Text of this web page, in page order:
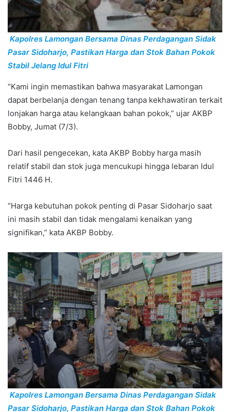
Kapolres Lamongan Bersama Dinas Perdagangan Sidak
Pasar Sidoharjo, Pastikan Harga dan Stok Bahan Pokok
Stabil Jelang Idul Fitri
“Kami ingin memastikan bahwa masyarakat Lamongan
dapat berbelanja dengan tenang tanpa kekhawatiran terkait
lonjakan harga atau kelangkaan bahan pokok,” ujar AKBP
Bobby, Jumat (7/3).
Dari hasil pengecekan, kata AKBP Bobby harga masih
relatif stabil dan stok juga mencukupi hingga lebaran Idul
Fitri 1446 H.
“Harga kebutuhan pokok penting di Pasar Sidoharjo saat
ini masih stabil dan tidak mengalami kenaikan yang
signifikan,” kata AKBP Bobby.
Kapolres Lamongan Bersama Dinas Perdagangan Sidak
Pasar Sidoharjo, Pastikan Harga dan Stok Bahan Pokok